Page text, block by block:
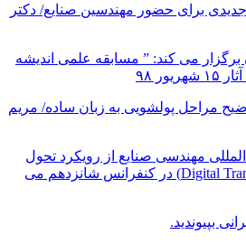
برای حضور مهندسین صنایع/ دکتر
برگزار می کند: ” مسابقه علمی اندیشه
۹۸
مراحل پولشویی به زبان ساده/ مریم
مهندسی صنایع از رویکرد تحول
دیجیتال (Digital Transformation) در کنفرانس شانزدهم می
بپیوندید.